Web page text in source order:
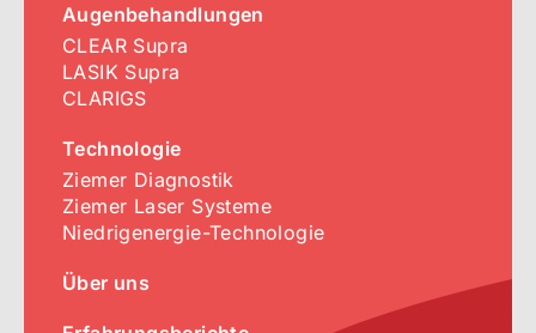
Augenbehandlungen
CLEAR Supra
LASIK Supra
CLARIGS
Technologie
Ziemer Diagnostik
Ziemer Laser Systeme
Niedrigenergie-Technologie
Über uns